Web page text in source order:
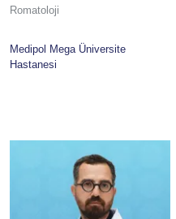
Romatoloji
Medipol Mega Üniversite
Hastanesi